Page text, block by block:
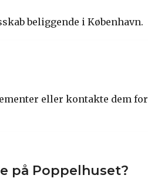
beliggende i København.
eller kontakte dem for
på Poppelhuset?